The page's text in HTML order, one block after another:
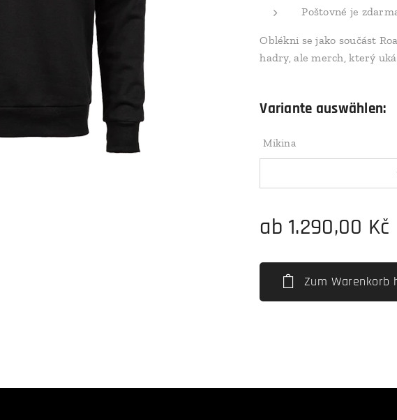
Poštovné je
Oblékni se jako součást
hadry, ale merch, který
Variante auswählen:
Mikina
ab 1.290,00 Kč
Zum Warenkorb